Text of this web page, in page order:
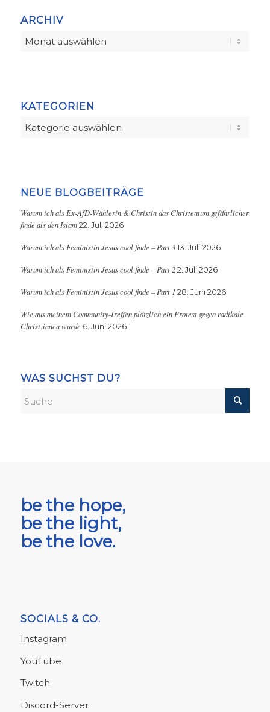
ARCHIV
KATEGORIEN
Kategorien
NEUE BLOGBEITRÄGE
Warum ich als Ex-AfD-Wählerin & Christin das Christentum gefährlicher
finde als den Islam 22. Juli 2026
Warum ich als Feministin Jesus cool finde – Part 3 13. Juli 2026
Warum ich als Feministin Jesus cool finde – Part 2 2. Juli 2026
Warum ich als Feministin Jesus cool finde – Part 1 28. Juni 2026
Wie aus meinem Community-Treffen plötzlich ein Protest gegen radikale
Christ:innen wurde 6. Juni 2026
WAS SUCHST DU?
be the hope,
be the light,
be the love.
SOCIALS & CO.
Instagram
YouTube
Twitch
Discord-Server